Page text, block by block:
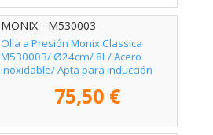
MONIX - M530003
Olla a Presión Monix Classica
M530003/ Ø24cm/ 8L/ Acero
Inoxidable/ Apta para Inducción
75,50 €